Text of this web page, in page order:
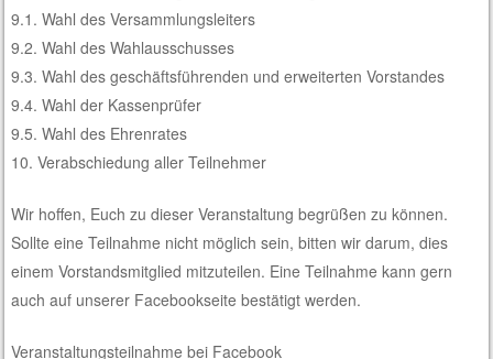
9.1. Wahl des Versammlungsleiters
9.2. Wahl des Wahlausschusses
9.3. Wahl des geschäftsführenden und erweiterten Vorstandes
9.4. Wahl der Kassenprüfer
9.5. Wahl des Ehrenrates
10. Verabschiedung aller Teilnehmer
Wir hoffen, Euch zu dieser Veranstaltung begrüßen zu können.
Sollte eine Teilnahme nicht möglich sein, bitten wir darum, dies
einem Vorstandsmitglied mitzuteilen. Eine Teilnahme kann gern
auch auf unserer Facebookseite bestätigt werden.
Veranstaltungsteilnahme bei Facebook